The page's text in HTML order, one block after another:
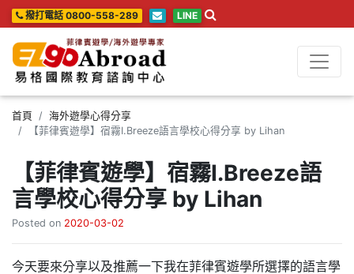
撥打電話 0800-558-289 LINE
首頁
海外遊學心得分享
【菲律賓遊學】宿霧I.Breeze語言學校心得分享 by Lihan
【菲律賓遊學】宿霧I.Breeze語
言學校心得分享 by Lihan
Posted on 2020-03-02
今天要來分享以及推薦一下我在菲律賓遊學所選擇的語言學